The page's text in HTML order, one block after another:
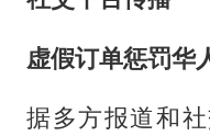
虚假订单惩罚华
据多方报道和